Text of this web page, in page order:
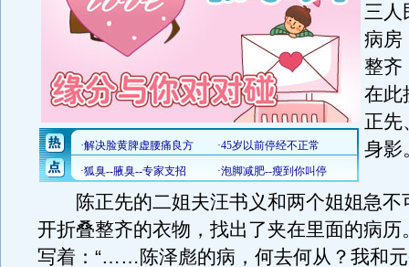
三人
病房
整齐
在此
正先
身影
陈正先的二姐夫汪书义和两个姐姐急不
开折叠整齐的衣物，找出了夹在里面的病历
写着：“……陈泽彪的病，何去何从？我和